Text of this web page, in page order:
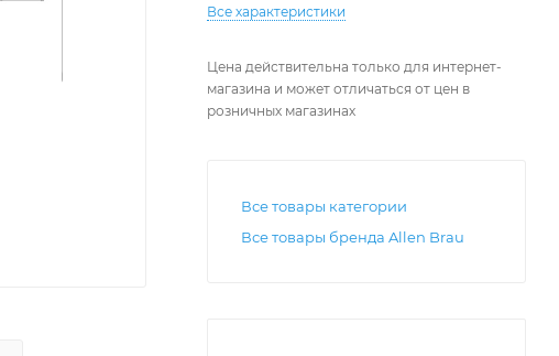
Все характеристики
Цена действительна только для интернет-
магазина и может отличаться от цен в
розничных магазинах
Все товары категории
Все товары бренда Allen Brau